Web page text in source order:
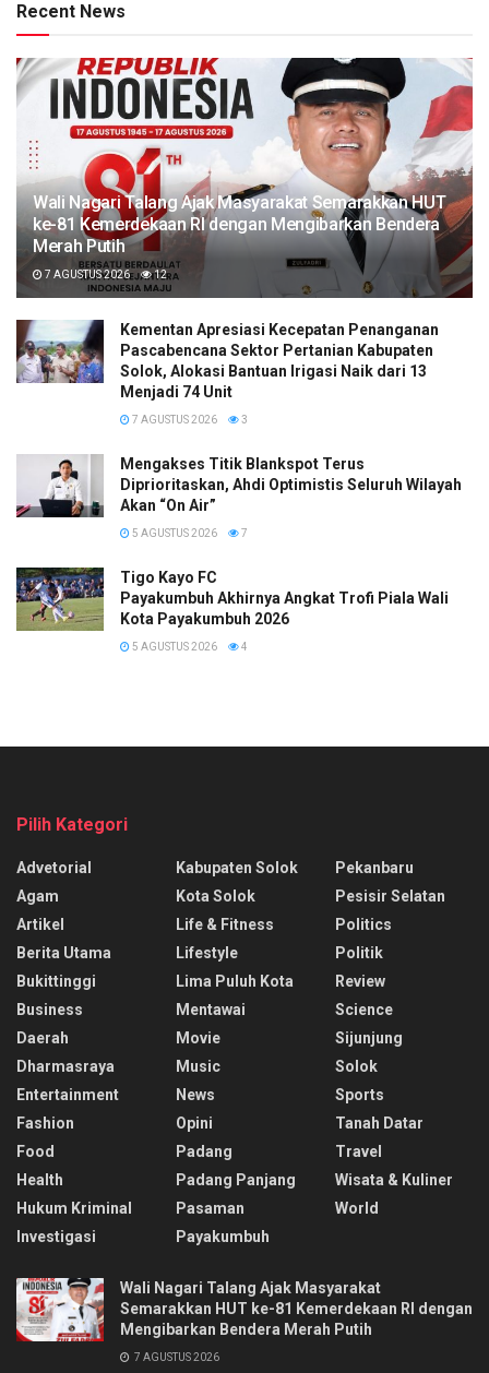
Recent News
Wali Nagari Talang Ajak Masyarakat Semarakkan HUT
ke-81 Kemerdekaan RI dengan Mengibarkan Bendera
Merah Putih
7 AGUSTUS 2026 12
Kementan Apresiasi Kecepatan Penanganan
Pascabencana Sektor Pertanian Kabupaten
Solok, Alokasi Bantuan Irigasi Naik dari 13
Menjadi 74 Unit
7 AGUSTUS 2026 3
Mengakses Titik Blankspot Terus
Diprioritaskan, Ahdi Optimistis Seluruh Wilayah
Akan “On Air”
5 AGUSTUS 2026 7
Tigo Kayo FC
Payakumbuh Akhirnya Angkat Trofi Piala Wali
Kota Payakumbuh 2026
5 AGUSTUS 2026 4
Pilih Kategori
Advetorial
Agam
Artikel
Berita Utama
Bukittinggi
Business
Daerah
Dharmasraya
Entertainment
Fashion
Food
Health
Hukum Kriminal
Investigasi
Kabupaten Solok
Kota Solok
Life & Fitness
Lifestyle
Lima Puluh Kota
Mentawai
Movie
Music
News
Opini
Padang
Padang Panjang
Pasaman
Payakumbuh
Pekanbaru
Pesisir Selatan
Politics
Politik
Review
Science
Sijunjung
Solok
Sports
Tanah Datar
Travel
Wisata & Kuliner
World
Wali Nagari Talang Ajak Masyarakat
Semarakkan HUT ke-81 Kemerdekaan RI dengan
Mengibarkan Bendera Merah Putih
7 AGUSTUS 2026